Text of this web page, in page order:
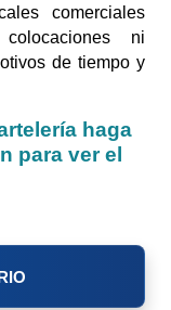
comerciales
ni
de tiempo y
haga
para ver el